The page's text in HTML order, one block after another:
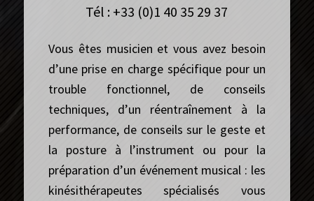
Tél : +33 (0)1 40 35 29 37
Vous êtes musicien et vous avez besoin
d’une prise en charge spécifique pour un
trouble fonctionnel, de conseils
techniques, d’un réentraînement à la
performance, de conseils sur le geste et
la posture à l’instrument ou pour la
préparation d’un événement musical : les
kinésithérapeutes spécialisés vous